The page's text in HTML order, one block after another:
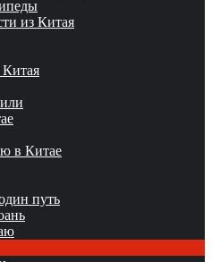
из Китая
в Китае
путь